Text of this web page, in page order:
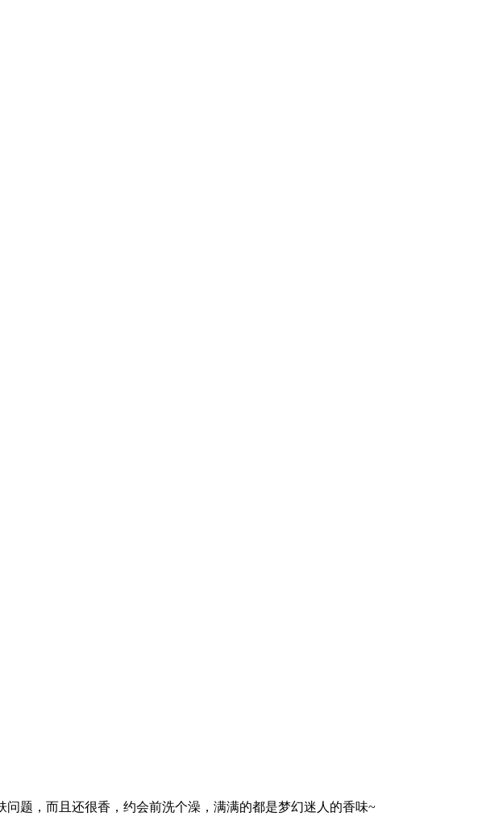
题，而且还很香，约会前洗个澡，满满的都是梦幻迷人的香味~